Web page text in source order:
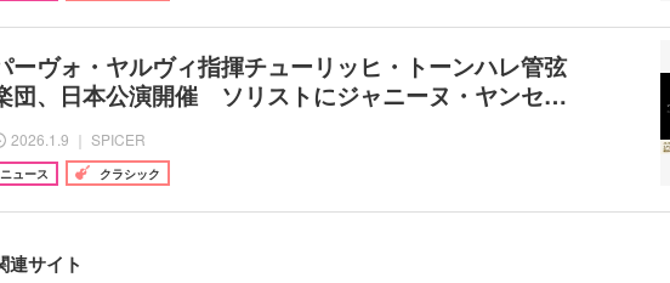
ーヴォ・ヤルヴィ指揮チューリッヒ・トーンハレ管弦
団、日本公演開催 ソリストにジャニーヌ・ヤンセ…
2026.1.9 ｜ SPICER
ニュース クラシック
連サイト